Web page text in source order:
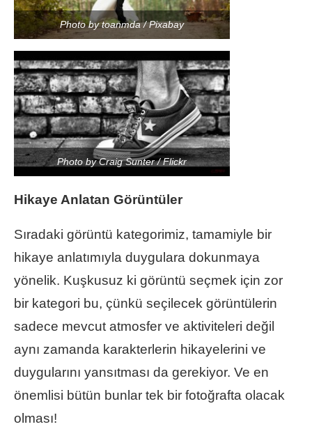
Photo by toanmda / Pixabay
Photo by Craig Sunter / Flickr
Hikaye Anlatan Görüntüler
Sıradaki görüntü kategorimiz, tamamiyle bir
hikaye anlatımıyla duygulara dokunmaya
yönelik. Kuşkusuz ki görüntü seçmek için zor
bir kategori bu, çünkü seçilecek görüntülerin
sadece mevcut atmosfer ve aktiviteleri değil
aynı zamanda karakterlerin hikayelerini ve
duygularını yansıtması da gerekiyor. Ve en
önemlisi bütün bunlar tek bir fotoğrafta olacak
olması!